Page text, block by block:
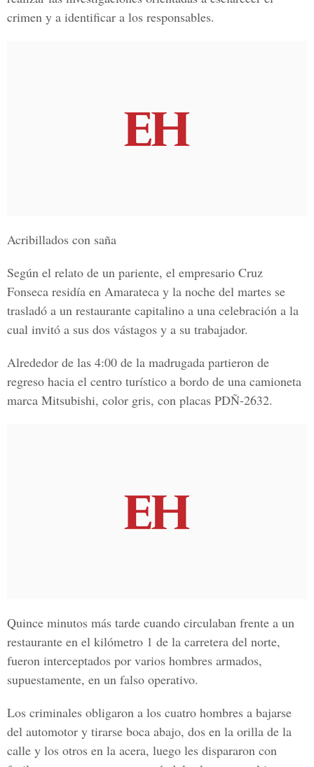
crimen y a identificar a los responsables.
Acribillados con saña
Según el relato de un pariente, el empresario Cruz
Fonseca residía en Amarateca y la noche del martes se
trasladó a un restaurante capitalino a una celebración a la
cual invitó a sus dos vástagos y a su trabajador.
Alrededor de las 4:00 de la madrugada partieron de
regreso hacia el centro turístico a bordo de una camioneta
marca Mitsubishi, color gris, con placas PDÑ-2632.
Quince minutos más tarde cuando circulaban frente a un
restaurante en el kilómetro 1 de la carretera del norte,
fueron interceptados por varios hombres armados,
supuestamente, en un falso operativo.
Los criminales obligaron a los cuatro hombres a bajarse
del automotor y tirarse boca abajo, dos en la orilla de la
calle y los otros en la acera, luego les dispararon con